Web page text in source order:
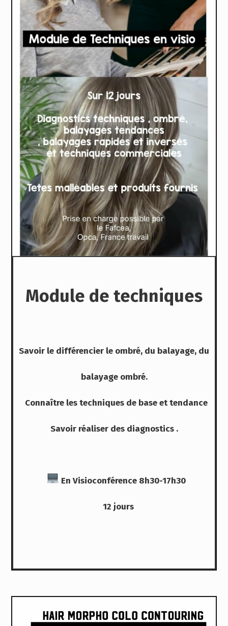
Module de techniques
Savoir le différencier le ombré, du balayage, du
balayage ombré.
Connaître les techniques de base et tendance
Savoir réaliser des diagnostics .
En Visioconférence 8h30-17h30
12 jours